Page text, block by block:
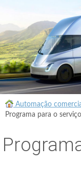
Automação
Programa para o